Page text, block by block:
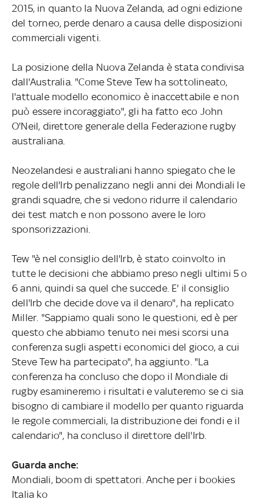
2015, in quanto la Nuova Zelanda, ad ogni edizione
del torneo, perde denaro a causa delle disposizioni
commerciali vigenti.
La posizione della Nuova Zelanda è stata condivisa
dall'Australia. "Come Steve Tew ha sottolineato,
l'attuale modello economico è inaccettabile e non
può essere incoraggiato", gli ha fatto eco John
O'Neil, direttore generale della Federazione rugby
australiana.
Neozelandesi e australiani hanno spiegato che le
regole dell'Irb penalizzano negli anni dei Mondiali le
grandi squadre, che si vedono ridurre il calendario
dei test match e non possono avere le loro
sponsorizzazioni.
Tew "è nel consiglio dell'Irb, è stato coinvolto in
tutte le decisioni che abbiamo preso negli ultimi 5 o
6 anni, quindi sa quel che succede. E' il consiglio
dell'Irb che decide dove va il denaro", ha replicato
Miller. "Sappiamo quali sono le questioni, ed è per
questo che abbiamo tenuto nei mesi scorsi una
conferenza sugli aspetti economici del gioco, a cui
Steve Tew ha partecipato", ha aggiunto. "La
conferenza ha concluso che dopo il Mondiale di
rugby esamineremo i risultati e valuteremo se ci sia
bisogno di cambiare il modello per quanto riguarda
le regole commerciali, la distribuzione dei fondi e il
calendario", ha concluso il direttore dell'Irb.
Guarda anche:
Mondiali, boom di spettatori. Anche per i bookies
Italia ko